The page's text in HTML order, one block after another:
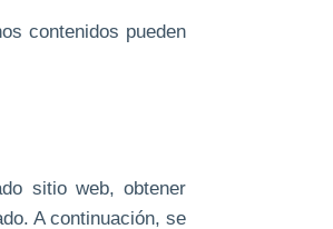
contenidos pueden
sitio web, obtener
A continuación, se